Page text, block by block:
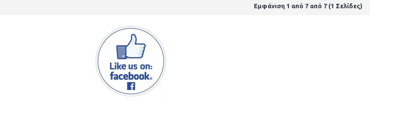
Εμφάνιση 1 από 7 από 7 (1 Σελίδες)